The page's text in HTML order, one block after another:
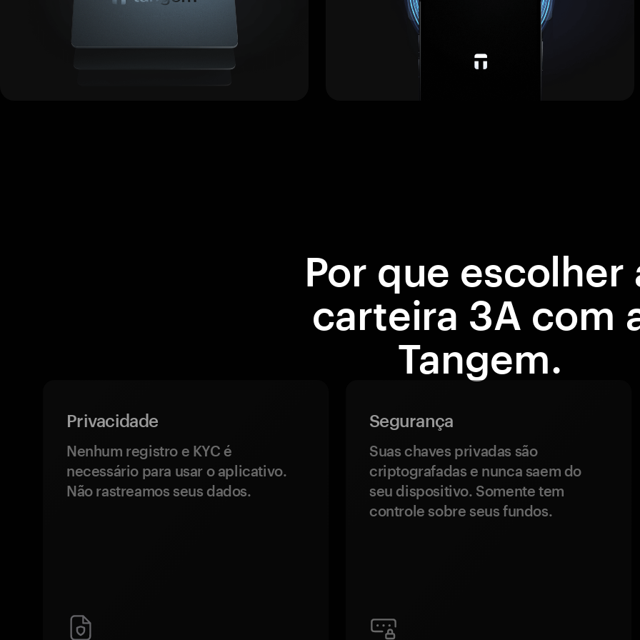
Por que escolher
carteira 3A com
Tangem.
Privacidade
Nenhum registro e KYC é
necessário para usar o aplicativo.
Não rastreamos seus dados.
Segurança
Suas chaves privadas são
criptografadas e nunca saem do
seu dispositivo. Somente tem
controle sobre seus fundos.